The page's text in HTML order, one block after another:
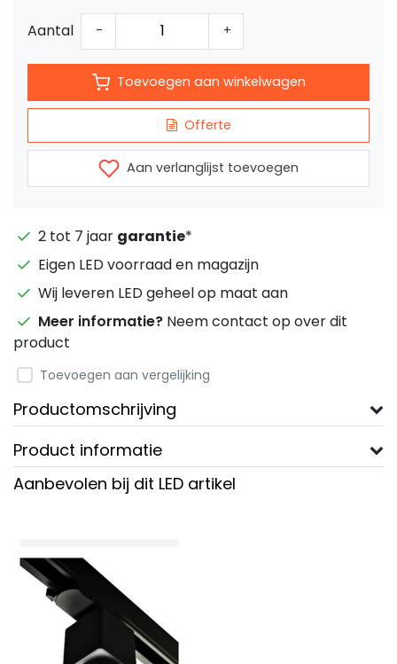
Aantal - +
Toevoegen aan winkelwagen
Offerte
Aan verlanglijst toevoegen
2 tot 7 jaar garantie*
Eigen LED voorraad en magazijn
Wij leveren LED geheel op maat aan
Meer informatie? Neem contact op over dit
product
Toevoegen aan vergelijking
Productomschrijving
Product informatie
Aanbevolen bij dit LED artikel